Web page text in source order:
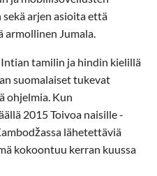
arjen asioita että
Jumala.
tamilin ja hindin kielillä
suomalaiset tukevat
ohjelmia. Kun
2015 Toivoa naisille -
lähetettäviä
kokoontuu kerran kuussa